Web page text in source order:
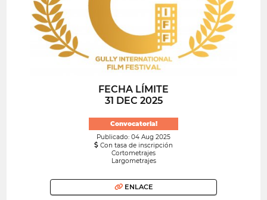
FECHA LÍMITE
31 DEC 2025
Convocatoria!
Publicado: 04 Aug 2025
Con tasa de inscripción
Cortometrajes
Largometrajes
ENLACE